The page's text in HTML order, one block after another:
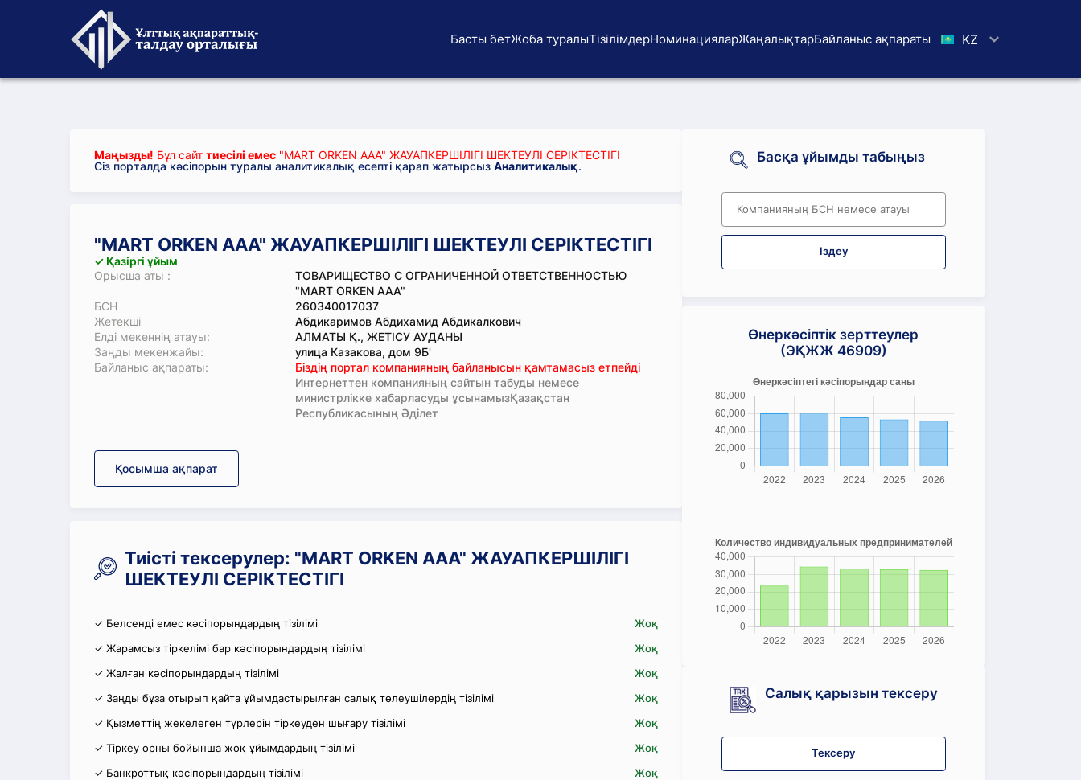
Басты бетЖоба туралыТізілімдерНоминацияларЖаңалықтарБайланыс ақпараты KZ
Маңызды! Бұл сайт тиесілі емес "MART ORKEN ААА" ЖАУАПКЕРШІЛІГІ ШЕКТЕУЛІ СЕРІКТЕСТІГІ
Сіз порталда кәсіпорын туралы аналитикалық есепті қарап жатырсыз Аналитикалық.
"MART ORKEN ААА" ЖАУАПКЕРШІЛІГІ ШЕКТЕУЛІ СЕРІКТЕСТІГІ
✓ Қазіргі ұйым
Орысша аты :
ТОВАРИЩЕСТВО С ОГРАНИЧЕННОЙ ОТВЕТСТВЕННОСТЬЮ
"MART ORKEN ААА"
БСН
260340017037
Жетекші
Абдикаримов Абдихамид Абдикалкович
Елді мекеннің атауы:
АЛМАТЫ Қ., ЖЕТІСУ АУДАНЫ
Заңды мекенжайы:
улица Казакова, дом 9Б'
Байланыс ақпараты:
Біздің портал компанияның байланысын қамтамасыз етпейді
Интернеттен компанияның сайтын табуды немесе
министрлікке хабарласуды ұсынамызҚазақстан
Республикасының Әділет
Қосымша ақпарат
Тиісті тексерулер: "MART ORKEN ААА" ЖАУАПКЕРШІЛІГІ
ШЕКТЕУЛІ СЕРІКТЕСТІГІ
✓ Белсенді емес кәсіпорындардың тізілімі
Жоқ
✓ Жарамсыз тіркелімі бар кәсіпорындардың тізілімі
Жоқ
✓ Жалған кәсіпорындардың тізілімі
Жоқ
✓ Заңды бұза отырып қайта ұйымдастырылған салық төлеушілердің тізілімі
Жоқ
✓ Қызметтің жекелеген түрлерін тіркеуден шығару тізілімі
Жоқ
✓ Тіркеу орны бойынша жоқ ұйымдардың тізілімі
Жоқ
✓ Банкроттық кәсіпорындардың тізілімі
Жоқ
Басқа ұйымды табыңыз
Іздеу
Өнеркәсіптік зерттеулер
(ЭҚЖЖ 46909)
Салық қарызын тексеру
Тексеру